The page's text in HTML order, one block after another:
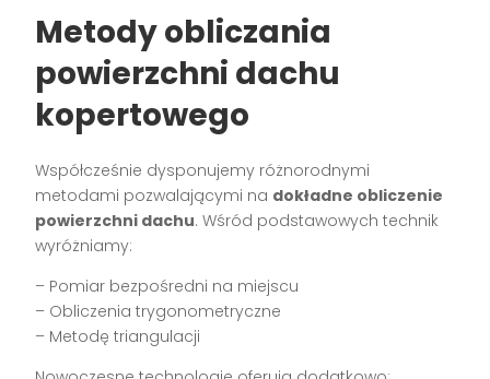
Metody obliczania
powierzchni dachu
kopertowego
Współcześnie dysponujemy różnorodnymi
metodami pozwalającymi na dokładne obliczenie
powierzchni dachu. Wśród podstawowych technik
wyróżniamy:
– Pomiar bezpośredni na miejscu
– Obliczenia trygonometryczne
– Metodę triangulacji